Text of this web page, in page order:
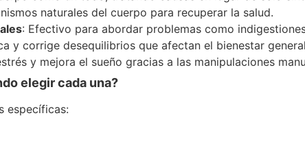
naturales del cuerpo para recuperar la salud.
: Efectivo para abordar problemas como
y corrige desequilibrios que afectan el bienestar
y mejora el sueño gracias a las manipulaciones
elegir cada una?
específicas: